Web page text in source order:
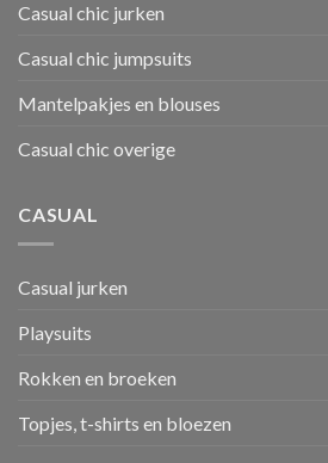
Casual chic jurken
Casual chic jumpsuits
Mantelpakjes en blouses
Casual chic overige
CASUAL
Casual jurken
Playsuits
Rokken en broeken
Topjes, t-shirts en bloezen